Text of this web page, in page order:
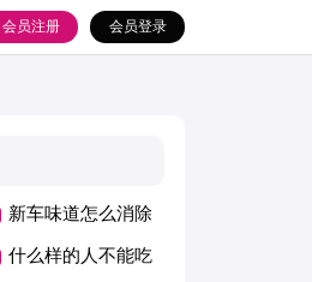
会员登录
会员注册
新车味道怎么消除
什么样的人不能吃